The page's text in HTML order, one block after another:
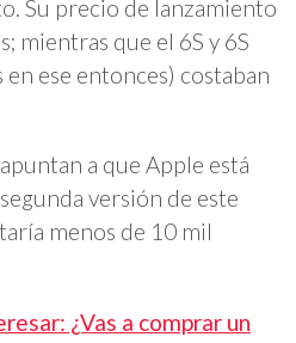
Su precio de lanzamiento
mientras que el 6S y 6S
en ese entonces) costaban
a que Apple está
versión de este
menos de 10 mil
¿Vas a comprar un